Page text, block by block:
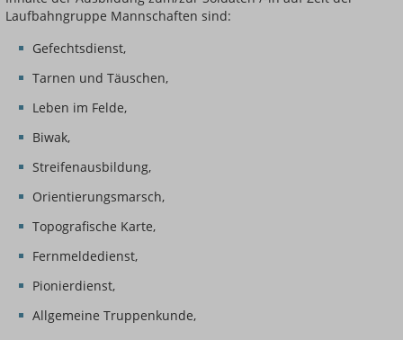
Laufbahngruppe Mannschaften sind:
Gefechtsdienst,
Tarnen und Täuschen,
Leben im Felde,
Biwak,
Streifenausbildung,
Orientierungsmarsch,
Topografische Karte,
Fernmeldedienst,
Pionierdienst,
Allgemeine Truppenkunde,